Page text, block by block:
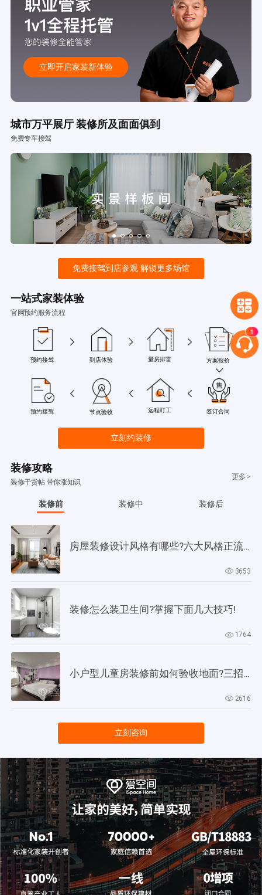
立即开启家装新体验
城市万平展厅 装修所及面面俱到
免费专车接驾
免费接驾到店参观 解锁更多场馆
一站式家装体验
官网预约服务流程
预约接驾 到店体验 量房排雷 方案报价
预约接驾 节点验收 远程盯工 签订合同
立刻约装修
装修攻略
装修干货帖 带你涨知识
更多>
装修前 装修中 装修后
房屋装修设计风格有哪些?六大风格正流行!
3653
装修怎么装卫生间?掌握下面几大技巧!
1764
2616
立刻咨询